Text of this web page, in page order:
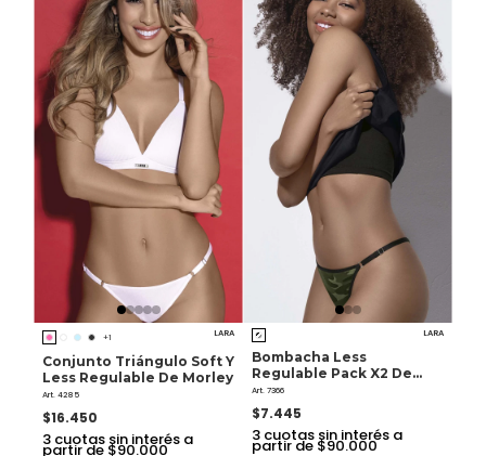
+1 LARA
Conjunto Triángulo Soft Y
Less Regulable De Morley
Art. 4285
$16.450
3 cuotas sin interés a
partir de $90.000
LARA
Bombacha Less
Regulable Pack X2 De
Algodón
Art. 7366
$7.445
3 cuotas sin interés a
partir de $90.000